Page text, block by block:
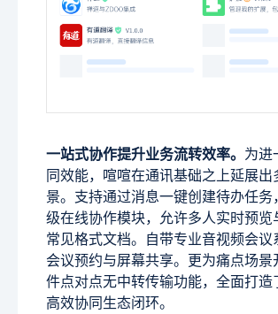
一站式协作提升业务流转效率。 为进
同效能，喧喧在通讯基础之上延展出
景。支持通过消息一键创建待办任务
级在线协作模块，允许多人实时预览
常见格式文档。自带专业音视频会议
会议预约与屏幕共享。更为痛点场景
件点对点无中转传输功能，全面打造
高效协同生态闭环。